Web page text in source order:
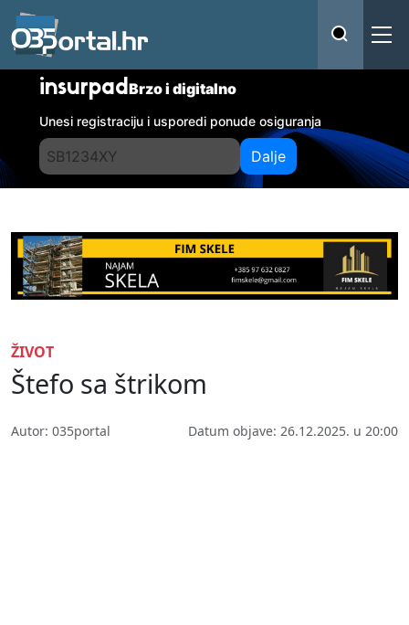
insurpadBrzo i digitalno
Unesi registraciju i usporedi ponude osiguranja
Dalje
ŽIVOT
Štefo sa štrikom
Autor: 035portal Datum objave: 26.12.2025. u 20:00